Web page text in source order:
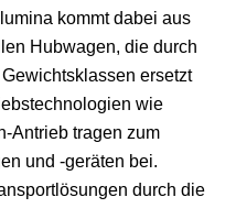
kommt dabei aus
Hubwagen, die durch
ersetzt
wie
Antrieb tragen zum
und -geräten bei.
durch die